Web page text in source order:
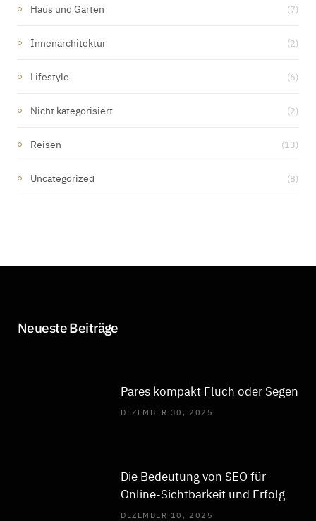
Haus und Garten (7)
Innenarchitektur (2)
Lifestyle (6)
Nicht kategorisiert (2)
Reisen (13)
Uncategorized (8)
Neueste Beiträge
Pares kompakt Fluch oder Segen
DEZEMBER 30, 2025
Die Bedeutung von SEO für
Online-Sichtbarkeit und Erfolg
DEZEMBER 10, 2025